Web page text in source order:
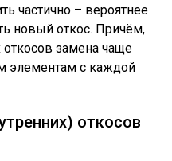
частично – вероятнее
новый откос. Причём,
откосов замена чаще
элементам с каждой
откосов